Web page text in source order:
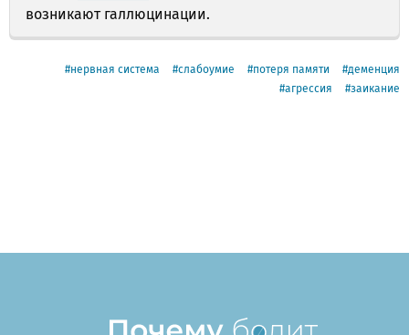
возникают галлюцинации.
нервная система слабоумие потеря памяти
деменция
агрессия
заикание